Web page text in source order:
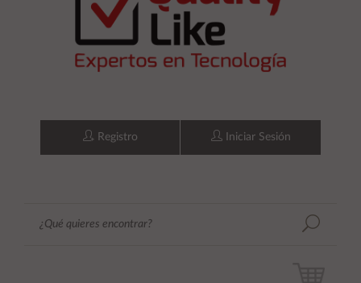
Registro Iniciar Sesión